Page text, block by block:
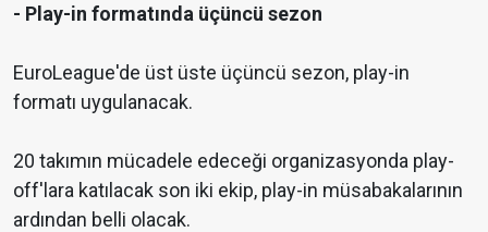
- Play-in formatında üçüncü sezon
EuroLeague'de üst üste üçüncü sezon, play-in
formatı uygulanacak.
20 takımın mücadele edeceği organizasyonda play-
off'lara katılacak son iki ekip, play-in müsabakalarının
ardından belli olacak.